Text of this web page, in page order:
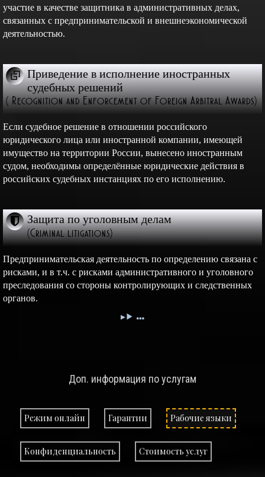
участие в качестве защитника в административных делах,
связанных с предпринимательской и внешнеэкономической
деятельностью.
Приведение в исполнение иностранных
судебных решений
( Recognition and Enforcement of Foreign Arbitral Awards)
Если судебное решение в отношении российского
юридического лица или иностранной компании, имеющей
имущество на территории России, вынесено иностранным
судом, необходимы определённые юридические действия в
российских судебных инстанциях по его исполнению.
Защита по уголовным делам
(Criminal litigations)
Предпринимательская деятельность по определению связана с
рисками, и в т.ч. с рисками административного и уголовного
преследования со стороны контролирующих и следственных
органов.
Доп. информация по услугам
Режим онлайн Гарантии Рабочие языки
Конфиденциальность Стоимость услуг